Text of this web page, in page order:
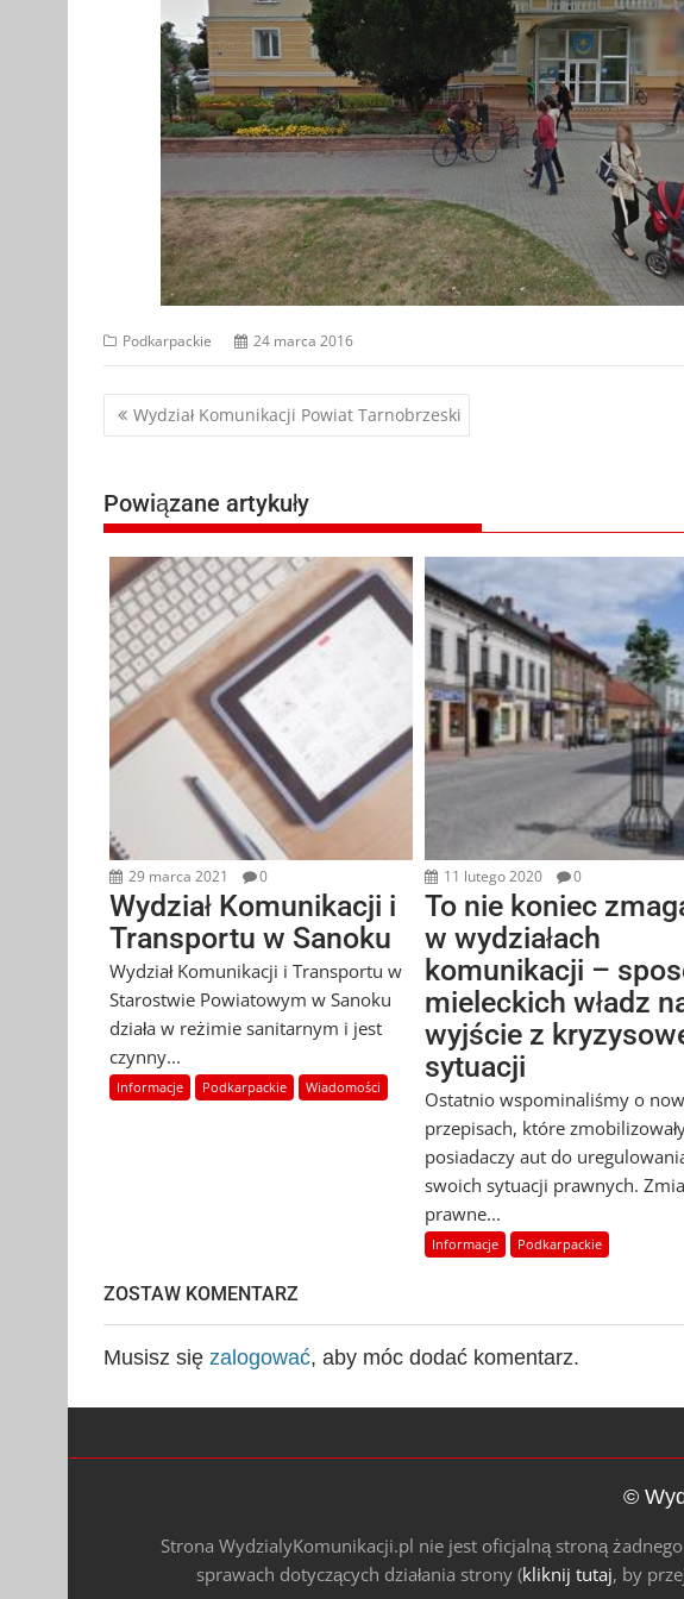
Podkarpackie 24 marca 2016
Nawigacja
Wydział Komunikacji Powiat Tarnobrzeski
Powiązane artykuły
29 marca 2021 0
Wydział Komunikacji i
Transportu w Sanoku
Wydział Komunikacji i Transportu w
Starostwie Powiatowym w Sanoku
działa w reżimie sanitarnym i jest
czynny...
Informacje Podkarpackie Wiadomości
11 lutego 2020 0
To nie koniec
w wydziałach
komunikacji –
mieleckich władz
wyjście z
sytuacji
Ostatnio wspominaliśmy o
przepisach, które
posiadaczy aut do
swoich sytuacji prawnych.
prawne...
Informacje Podkarpackie
ZOSTAW KOMENTARZ
Musisz się zalogować, aby móc dodać komentarz.
©
Strona WydzialyKomunikacji.pl nie jest oficjalną stroną
sprawach dotyczących działania strony (kliknij tutaj, by